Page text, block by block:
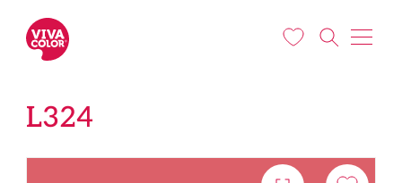
L324